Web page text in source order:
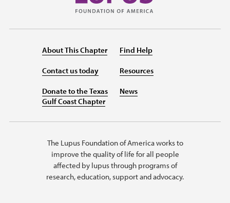
About This Chapter
Contact us today
Donate to the Texas
Gulf Coast Chapter
Find Help
Resources
News
The Lupus Foundation of America works to
improve the quality of life for all people
affected by lupus through programs of
research, education, support and advocacy.